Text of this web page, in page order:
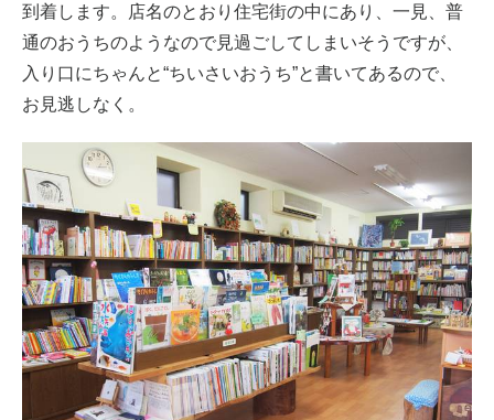
到着します。店名のとおり住宅街の中にあり、一見、普
通のおうちのようなので見過ごしてしまいそうですが、
入り口にちゃんと“ちいさいおうち”と書いてあるので、
お見逃しなく。